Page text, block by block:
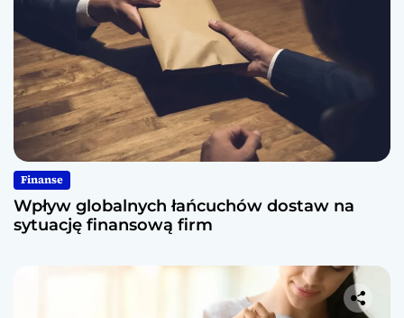
Finanse
Wpływ globalnych łańcuchów dostaw na
sytuację finansową firm